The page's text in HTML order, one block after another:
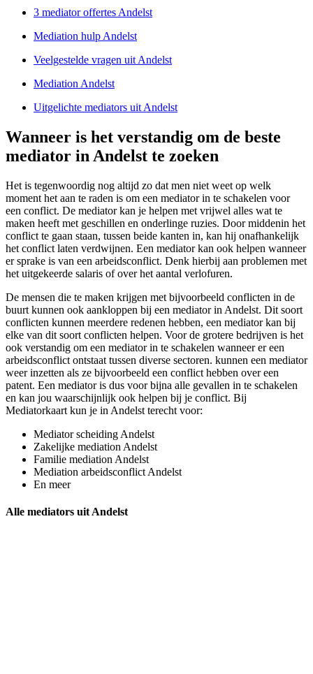
3 mediator offertes Andelst
Mediation hulp Andelst
Veelgestelde vragen uit Andelst
Mediation Andelst
Uitgelichte mediators uit Andelst
Wanneer is het verstandig om de beste
mediator in Andelst te zoeken
Het is tegenwoordig nog altijd zo dat men niet weet op welk
moment het aan te raden is om een mediator in te schakelen voor
een conflict. De mediator kan je helpen met vrijwel alles wat te
maken heeft met geschillen en onderlinge ruzies. Door middenin het
conflict te gaan staan, tussen beide kanten in, kan hij onafhankelijk
het conflict laten verdwijnen. Een mediator kan ook helpen wanneer
er sprake is van een arbeidsconflict. Denk hierbij aan problemen met
het uitgekeerde salaris of over het aantal verlofuren.
De mensen die te maken krijgen met bijvoorbeeld conflicten in de
buurt kunnen ook aankloppen bij een mediator in Andelst. Dit soort
conflicten kunnen meerdere redenen hebben, een mediator kan bij
elke van dit soort conflicten helpen. Voor de grotere bedrijven is het
ook verstandig om een mediator in te schakelen wanneer er een
arbeidsconflict ontstaat tussen diverse sectoren. kunnen een mediator
weer inzetten als ze bijvoorbeeld een conflict hebben over een
patent. Een mediator is dus voor bijna alle gevallen in te schakelen
en kan jou waarschijnlijk ook helpen bij je conflict. Bij
Mediatorkaart kun je in Andelst terecht voor:
Mediator scheiding Andelst
Zakelijke mediation Andelst
Familie mediation Andelst
Mediation arbeidsconflict Andelst
En meer
Alle mediators uit Andelst